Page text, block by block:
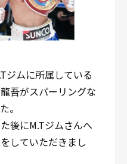
ジムに所属している
吾がスパーリングな
。
後にM.Tジムさんへ
していただきまし